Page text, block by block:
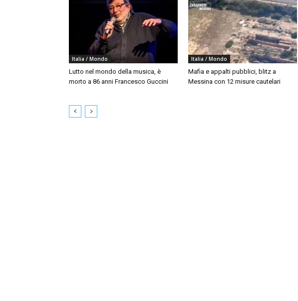
Italia / Mondo
Lutto nel mondo della musica, è
morto a 86 anni Francesco Guccini
Italia / Mondo
Mafia e appalti pubblici, blitz a
Messina con 12 misure cautelari